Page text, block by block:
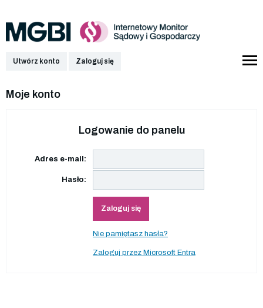
Utwórz konto Zaloguj się
Moje konto
Logowanie do panelu
Adres e-mail:
Hasło:
Zaloguj się
Nie pamiętasz hasła?
Zaloguj przez Microsoft Entra